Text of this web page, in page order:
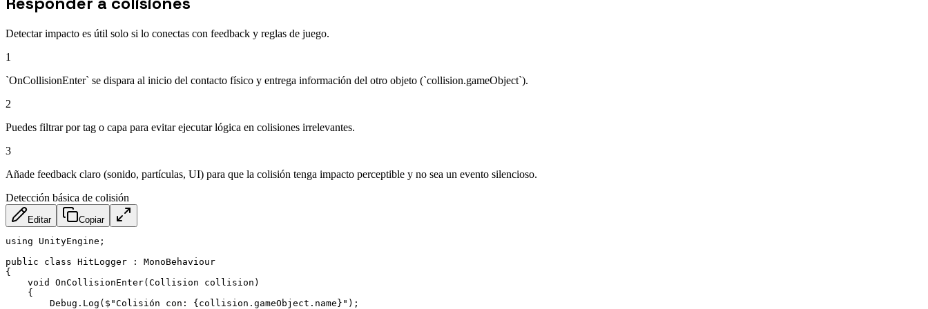
Detectar impacto es útil solo si lo conectas con feedback y reglas de juego.
1
`OnCollisionEnter` se dispara al inicio del contacto físico y entrega información del otro objeto (`collision.gameObject`).
2
Puedes filtrar por tag o capa para evitar ejecutar lógica en colisiones irrelevantes.
3
Añade feedback claro (sonido, partículas, UI) para que la colisión tenga impacto perceptible y no sea un evento silencioso.
Detección básica de colisión
Editar Copiar
using UnityEngine;
public class HitLogger : MonoBehaviour
{
    void OnCollisionEnter(Collision collision)
    {
        Debug.Log($"Colisión con: {collision.gameObject.name}");